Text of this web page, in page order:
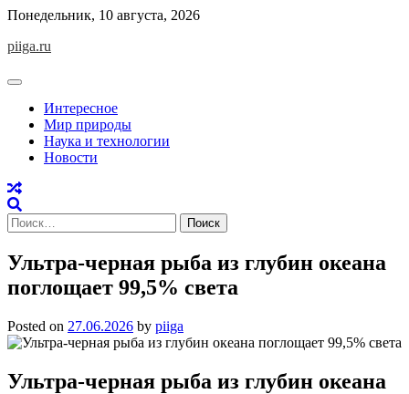
Skip
content
Понедельник, 10 августа, 2026
piiga.ru
Интересное
Мир природы
Наука и технологии
Новости
Найти:
Ультра-черная рыба из глубин океана
поглощает 99,5% света
Posted on 27.06.2026 by piiga
Ультра-черная рыба из глубин океана